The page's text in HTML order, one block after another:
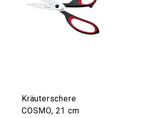
Kräuterschere
COSMO, 21 cm